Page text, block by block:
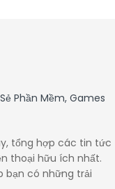
tổng hợp các tin tức
thoại hữu ích nhất.
bạn có những trải